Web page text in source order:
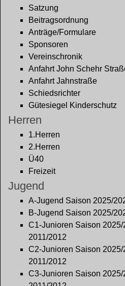
Satzung
Beitragsordnung
Anträge/Formulare
Sponsoren
Vereinschronik
Anfahrt John Schehr
Anfahrt Jahnstraße
Schiedsrichter
Gütesiegel Kinderschutz
Herren
1.Herren
2.Herren
Ü40
Freizeit
Jugend
A-Jugend Saison 2025/
B-Jugend Saison 2025/
C1-Junioren Saison
2011/2012
C2-Junioren Saison
2011/2012
C3-Junioren Saison